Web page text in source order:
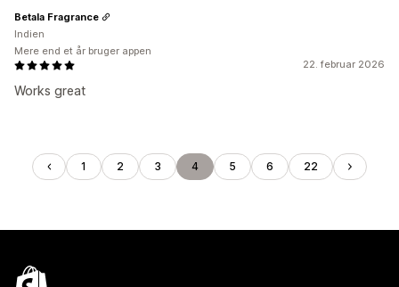
22. februar 2026
Works great
Betala Fragrance
Indien
Mere end et år bruger appen
1 2 3 4 5 6 22